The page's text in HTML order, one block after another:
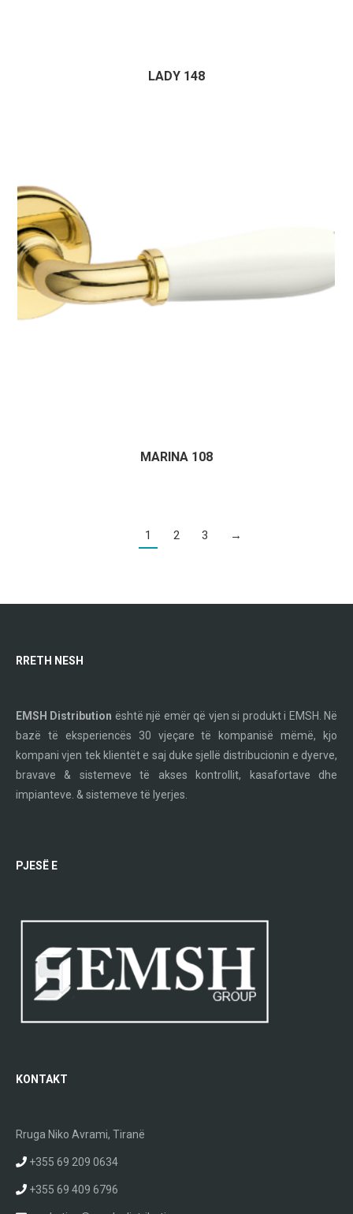
LADY 148
MARINA 108
1 2 3 →
RRETH NESH
EMSH Distribution është një emër që vjen si produkt i EMSH. Në
bazë të eksperiencës 30 vjeçare të kompanisë mëmë, kjo
kompani vjen tek klientët e saj duke sjellë distribucionin e dyerve,
bravave & sistemeve të akses kontrollit, kasafortave dhe
impianteve. & sistemeve të lyerjes.
PJESË E
KONTAKT
Rruga Niko Avrami, Tiranë
+355 69 209 0634
+355 69 409 6796